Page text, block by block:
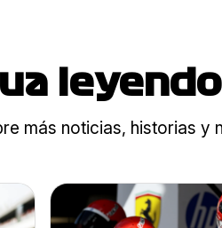
leyendo
más noticias, historias y